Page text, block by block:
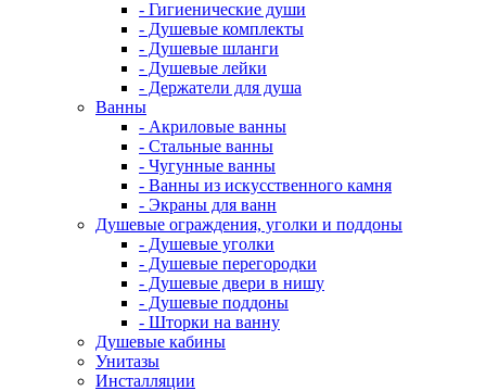
- Гигиенические души
- Душевые комплекты
- Душевые шланги
- Душевые лейки
- Держатели для душа
Ванны
- Акриловые ванны
- Стальные ванны
- Чугунные ванны
- Ванны из искусственного камня
- Экраны для ванн
Душевые ограждения, уголки и поддоны
- Душевые уголки
- Душевые перегородки
- Душевые двери в нишу
- Душевые поддоны
- Шторки на ванну
Душевые кабины
Унитазы
Инсталляции